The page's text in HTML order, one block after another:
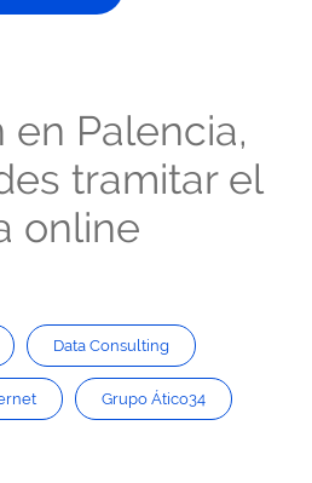
en Palencia,
tramitar el
online
Data Consulting
Grupo Ático34